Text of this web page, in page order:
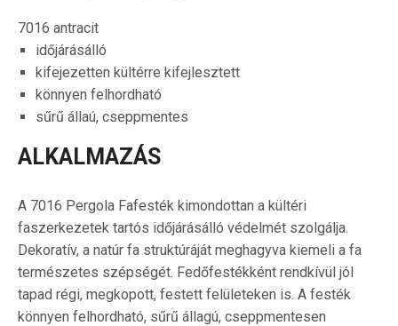
7016 antracit
időjárásálló
kifejezetten kültérre kifejlesztett
könnyen felhordható
sűrű állaú, cseppmentes
ALKALMAZÁS
A 7016 Pergola Fafesték kimondottan a kültéri
faszerkezetek tartós időjárásálló védelmét szolgálja.
Dekoratív, a natúr fa struktúráját meghagyva kiemeli a fa
természetes szépségét. Fedőfestékként rendkívül jól
tapad régi, megkopott, festett felületeken is. A festék
könnyen felhordható, sűrű állagú, cseppmentesen